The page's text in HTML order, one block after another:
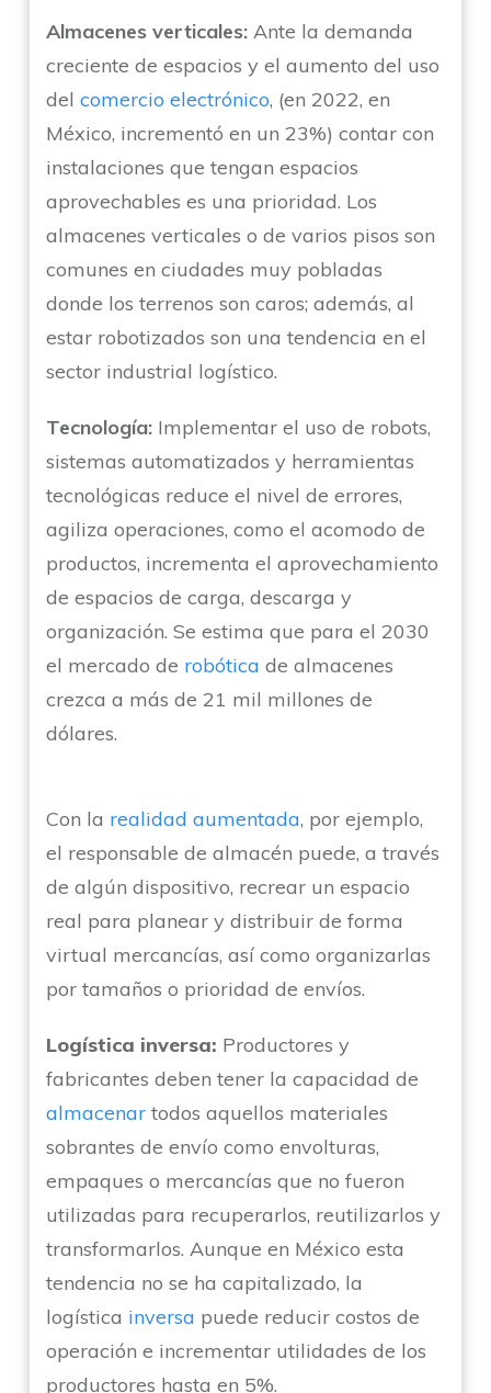
Almacenes verticales:Ante la demanda
creciente de espacios y el aumento del uso
del comercio electrónico, (en 2022, en
México, incrementó en un 23%) contar con
instalaciones que tengan espacios
aprovechables es una prioridad. Los
almacenes verticales o de varios pisos son
comunes en ciudades muy pobladas
donde los terrenos son caros; además, al
estar robotizados son una tendencia en el
sector industrial logístico.
Tecnología:Implementar el uso de robots,
sistemas automatizados y herramientas
tecnológicas reduce el nivel de errores,
agiliza operaciones, como el acomodo de
productos, incrementa el aprovechamiento
de espacios de carga, descarga y
organización. Se estima que para el 2030
el mercado de robótica de almacenes
crezca a más de 21 mil millones de
dólares.
Con la realidad aumentada, por ejemplo,
el responsable de almacén puede, a través
de algún dispositivo, recrear un espacio
real para planear y distribuir de forma
virtual mercancías, así como organizarlas
por tamaños o prioridad de envíos.
Logística inversa: Productores y
fabricantes deben tener la capacidad de
almacenartodos aquellos materiales
sobrantes de envío como envolturas,
empaques o mercancías que no fueron
utilizadas para recuperarlos, reutilizarlos y
transformarlos. Aunque en México esta
tendencia no se ha capitalizado, la
logística inversa puede reducir costos de
operación e incrementar utilidades de los
productores hasta en 5%.